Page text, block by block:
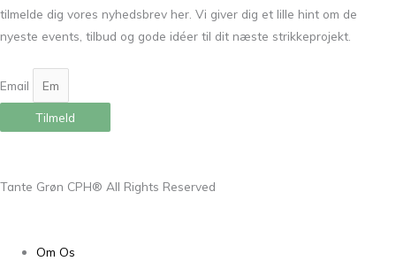
tilmelde dig vores nyhedsbrev her. Vi giver dig et lille hint om de
nyeste events, tilbud og gode idéer til dit næste strikkeprojekt.
Email
Tilmeld
Tante Grøn CPH® All Rights Reserved
Om Os